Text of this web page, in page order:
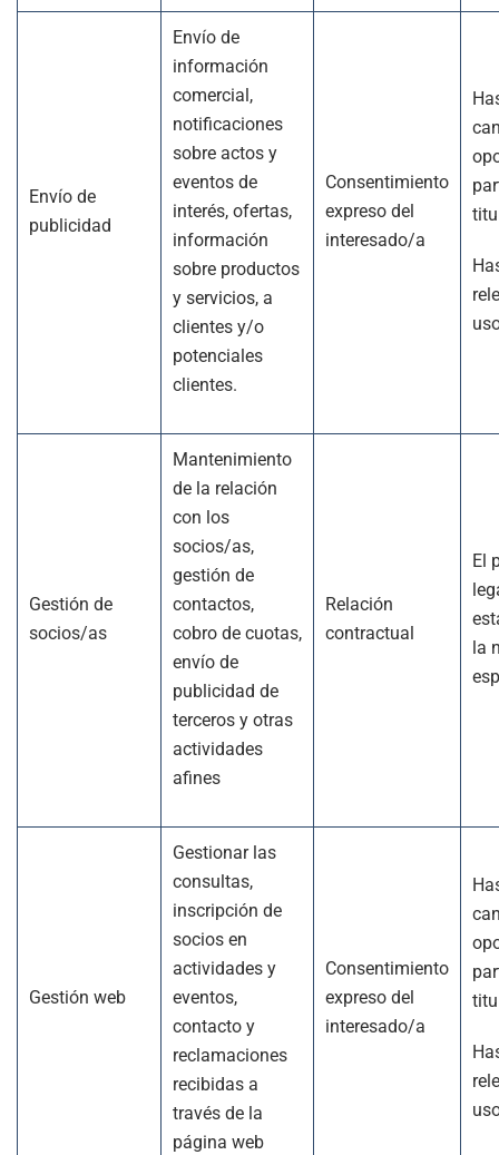
Envío de
publicidad
Envío de
información
comercial,
notificaciones
sobre actos y
eventos de
interés, ofertas,
información
sobre productos
y servicios, a
clientes y/o
potenciales
clientes.
Consentimiento
expreso del
interesado/a
Gestión de
socios/as
Mantenimiento
de la relación
con los
socios/as,
gestión de
contactos,
cobro de cuotas,
envío de
publicidad de
terceros y otras
actividades
afines
Relación
contractual
El
la
Gestión web
Gestionar las
consultas,
inscripción de
socios en
actividades y
eventos,
contacto y
reclamaciones
recibidas a
través de la
página web
Consentimiento
expreso del
interesado/a